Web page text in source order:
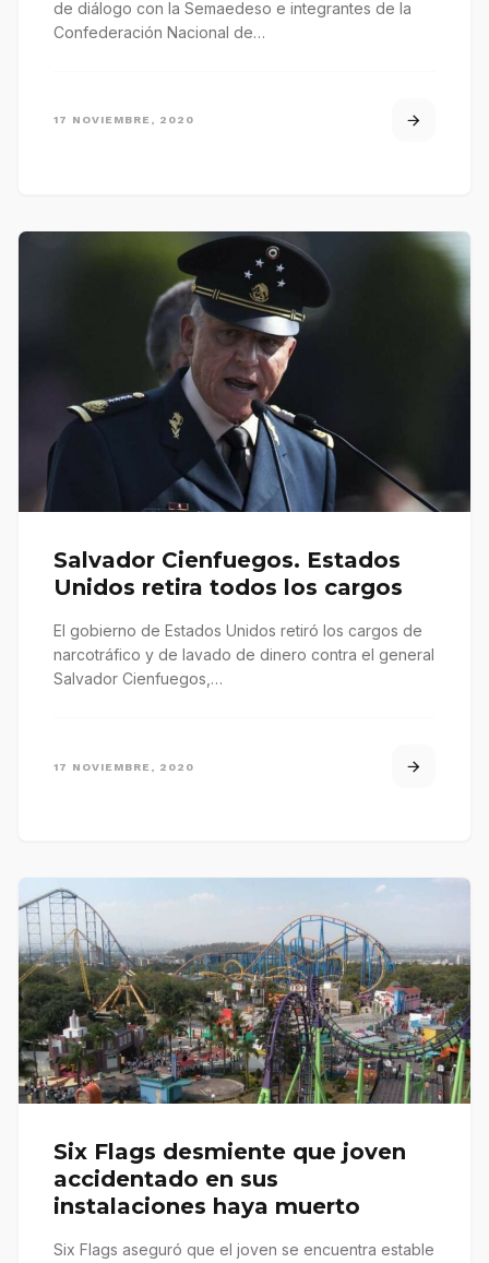
de diálogo con la Semaedeso e integrantes de la
Confederación Nacional de…
17 NOVIEMBRE, 2020
Salvador Cienfuegos. Estados
Unidos retira todos los cargos
El gobierno de Estados Unidos retiró los cargos de
narcotráfico y de lavado de dinero contra el general
Salvador Cienfuegos,…
17 NOVIEMBRE, 2020
Six Flags desmiente que joven
accidentado en sus
instalaciones haya muerto
Six Flags aseguró que el joven se encuentra estable